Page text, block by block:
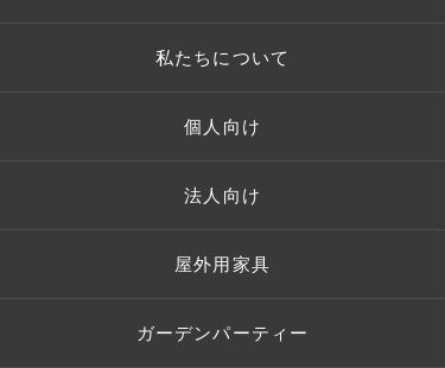
私たちについて
個人向け
法人向け
屋外用家具
ガーデンパーティー